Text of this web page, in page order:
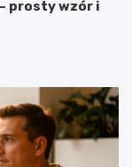
prosty wzór i